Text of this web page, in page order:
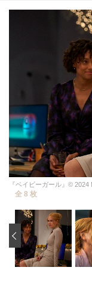
『ベイビーガール』©
全 8 枚
‹